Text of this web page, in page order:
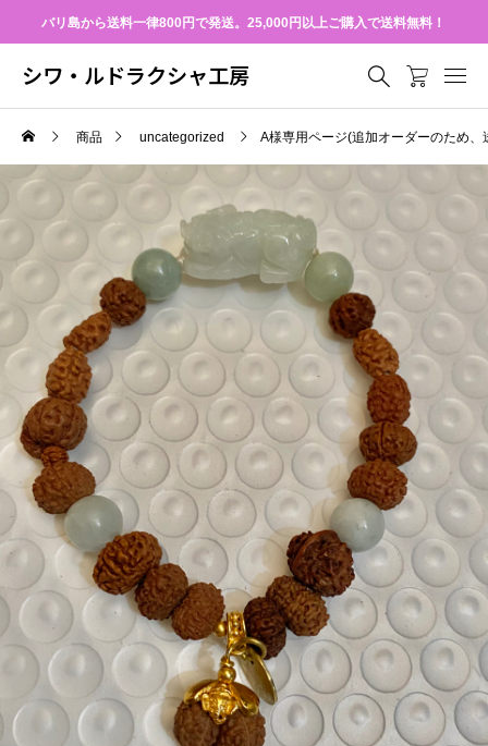
バリ島から送料一律800円で発送。25,000円以上ご購入で送料無料！
シワ・ルドラクシャ工房
商品 uncategorized A様専用ページ(追加オーダーのため、